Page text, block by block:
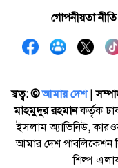
গোপনীয়তা নীতি
স্বত্ব: ©️আমার দেশ|
মাহমুদুর রহমানকর্তৃক
ইসলাম অ্যাভিনিউ,
আমার দেশ পাবলিকেশন
শিল্প